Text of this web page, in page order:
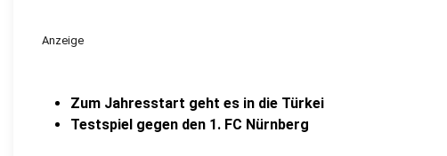
Anzeige
Zum Jahresstart geht es in die Türkei
Testspiel gegen den 1. FC Nürnberg